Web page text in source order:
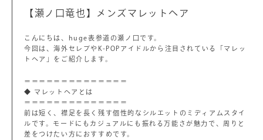
【瀬ノ口竜也】メンズマレットヘア
こんにちは、huge表参道の瀬ノ口です。
今回は、海外セレブやK-POPアイドルから注目されている「マレッ
トヘア」をご紹介します。
＝＝＝＝＝＝＝＝＝＝＝＝＝＝
◆ マレットヘアとは
＝＝＝＝＝＝＝＝＝＝＝＝＝＝
前は短く、襟足を長く残す個性的なシルエットのミディアムスタイ
ルです。モードにもカジュアルにも振れる万能さが魅力で、周りと
差をつけたい方におすすめです。